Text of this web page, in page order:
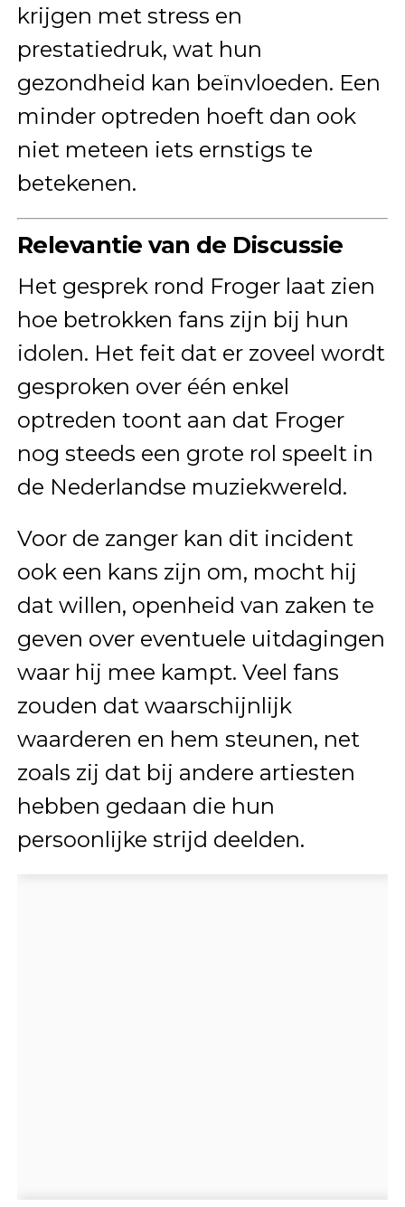
krijgen met stress en
prestatiedruk, wat hun
gezondheid kan beïnvloeden. Een
minder optreden hoeft dan ook
niet meteen iets ernstigs te
betekenen.
Relevantie van de Discussie
Het gesprek rond Froger laat zien
hoe betrokken fans zijn bij hun
idolen. Het feit dat er zoveel wordt
gesproken over één enkel
optreden toont aan dat Froger
nog steeds een grote rol speelt in
de Nederlandse muziekwereld.
Voor de zanger kan dit incident
ook een kans zijn om, mocht hij
dat willen, openheid van zaken te
geven over eventuele uitdagingen
waar hij mee kampt. Veel fans
zouden dat waarschijnlijk
waarderen en hem steunen, net
zoals zij dat bij andere artiesten
hebben gedaan die hun
persoonlijke strijd deelden.